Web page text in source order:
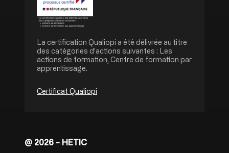
La certification Qualiopi a été délivrée au titre
des catégories d’actions suivantes : Les
actions de formation, Centre de formation par
apprentissage.
Certificat Qualiopi
@ 2026 - HETIC